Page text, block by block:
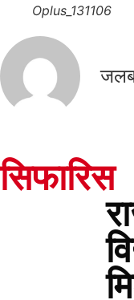
Oplus_131106
सिफारिस